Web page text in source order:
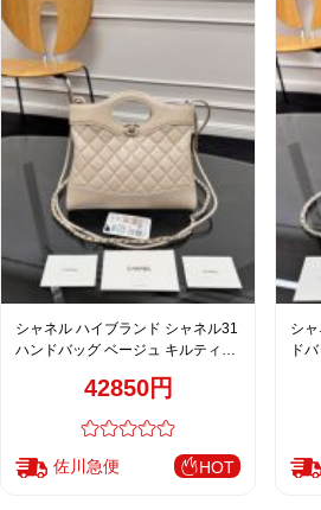
シャネル ハイブランド シャネル31
ハンドバッグ ベージュ キルティン
42850円
佐川急便 HOT
シ
ド